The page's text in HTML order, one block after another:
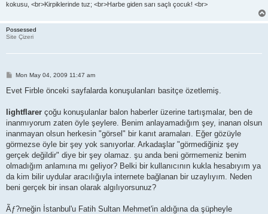
kokusu, <br>Kirpiklerinde tuz; <br>Harbe giden sarı saçlı çocuk! <br>
Possessed
Site Çizeri
P
s
Mon May 04, 2009 11:47 am
Evet Firble önceki sayfalarda konuşulanları basitçe özetlemiş.
lightflarer çoğu konuşulanlar balon haberler üzerine tartışmalar, ben de
inanmıyorum zaten öyle şeylere. Benim anlayamadığım şey, inanan olsun
inanmayan olsun herkesin "görsel" bir kanıt aramaları. Eğer gözüyle
görmezse öyle bir şey yok sanıyorlar. Arkadaşlar "görmediğiniz şey
gerçek değildir" diye bir şey olamaz. şu anda beni görmemeniz benim
olmadığım anlamına mı geliyor? Belki bir kullanıcının kukla hesabıyım ya
da kim bilir uydular aracılığıyla internete bağlanan bir uzaylıyım. Neden
beni gerçek bir insan olarak algılıyorsunuz?
Ãƒ?rneğin İstanbul'u Fatih Sultan Mehmet'in aldığına da şüpheyle